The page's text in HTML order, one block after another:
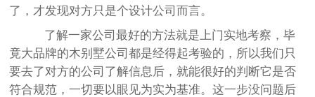
了，才发现对方只是个设计公司而言。
了解一家公司最好的方法就是上门实地考察，毕
竟大品牌的木别墅公司都是经得起考验的，所以我们只
要去了对方的公司了解信息后，就能很好的判断它是否
符合规范，一切要以眼见为实为基准。这一步没问题后